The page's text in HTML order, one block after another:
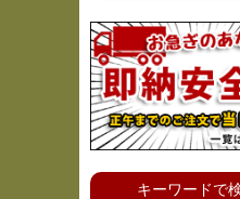
キーワードで